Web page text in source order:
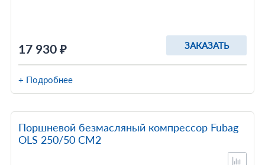
17 930 ₽ ЗАКАЗАТЬ
+ Подробнее
Поршневой безмасляный компрессор Fubag
OLS 250/50 CM2